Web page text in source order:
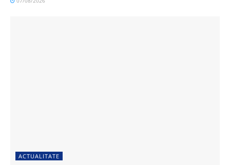
ACTUALITATE